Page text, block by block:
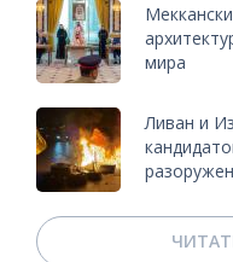
мира
Ливан и